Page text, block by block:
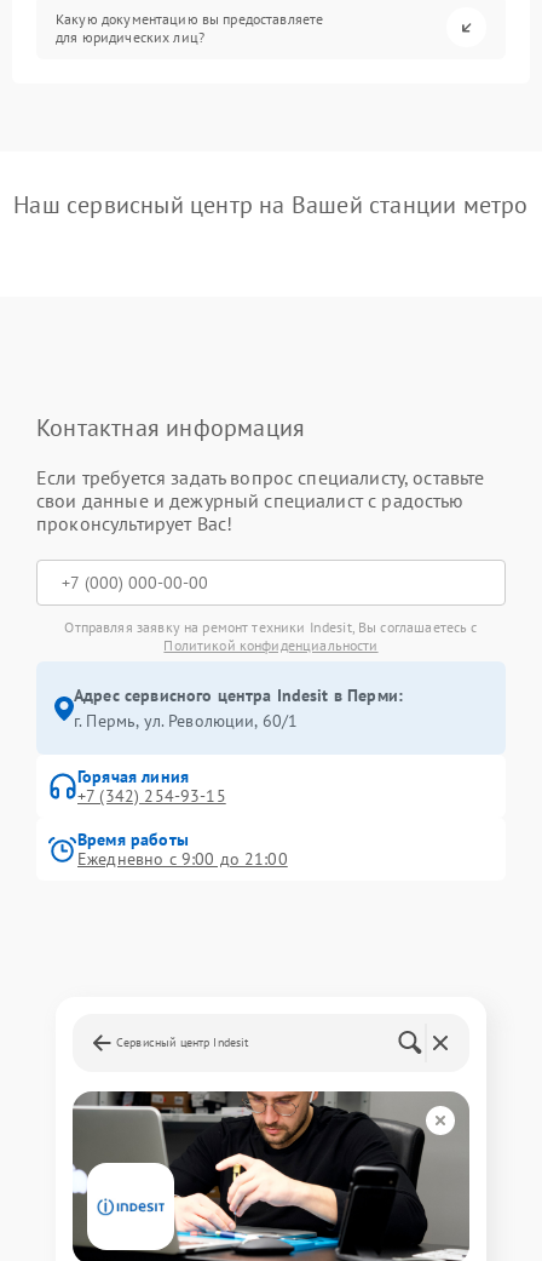
Какую документацию вы предоставляете
для юридических лиц?
Наш сервисный центр на Вашей станции метро
Контактная информация
Если требуется задать вопрос специалисту, оставьте
свои данные и дежурный специалист с радостью
проконсультирует Вас!
Отправляя заявку на ремонт техники Indesit, Вы соглашаетесь с
Политикой конфиденциальности
Адрес сервисного центра Indesit в Перми:
г. Пермь, ул. ​Революции, 60/1
Горячая линия
+7 (342) 254-93-15
Время работы
Ежедневно с 9:00 до 21:00
Сервисный центр Indesit